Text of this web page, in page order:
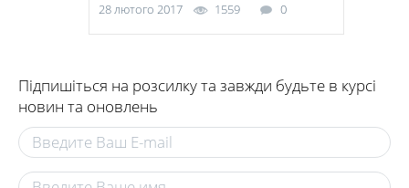
28 лютого 2017 1559 0
Підпишіться на розсилку та завжди будьте в курсі
новин та оновлень